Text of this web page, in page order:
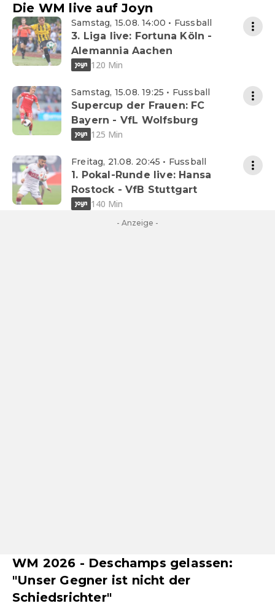
Die WM live auf Joyn
Samstag, 15.08. 14:00 • Fussball
3. Liga live: Fortuna Köln -
Alemannia Aachen
120 Min
Samstag, 15.08. 19:25 • Fussball
Supercup der Frauen: FC
Bayern - VfL Wolfsburg
125 Min
Freitag, 21.08. 20:45 • Fussball
1. Pokal-Runde live: Hansa
Rostock - VfB Stuttgart
140 Min
- Anzeige -
WM 2026 - Deschamps gelassen:
"Unser Gegner ist nicht der
Schiedsrichter"